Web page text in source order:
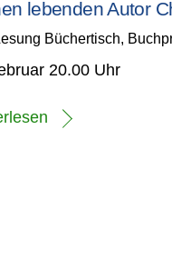
lebenden Autor
Büchertisch,
20.00 Uhr